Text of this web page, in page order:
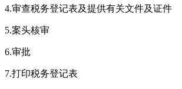
4.审查税务登记表及提供有关文件及证件
5.案头核审
6.审批
7.打印税务登记表